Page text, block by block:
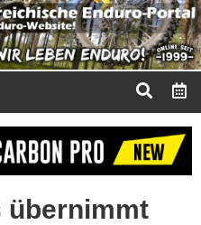
übernimmt